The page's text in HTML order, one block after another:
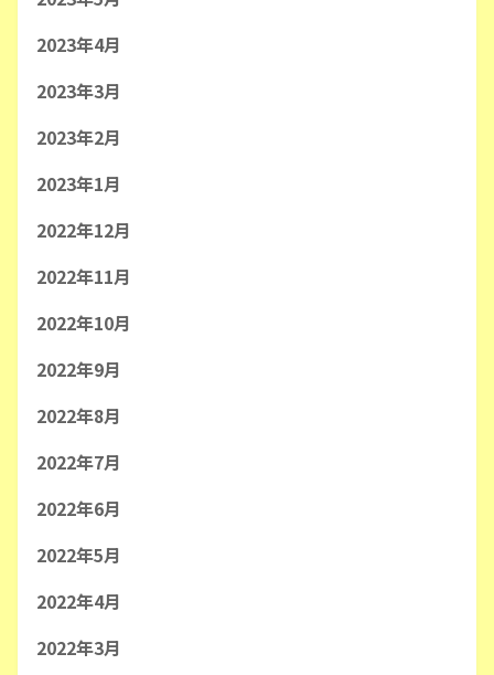
2023年4月
2023年3月
2023年2月
2023年1月
2022年12月
2022年11月
2022年10月
2022年9月
2022年8月
2022年7月
2022年6月
2022年5月
2022年4月
2022年3月